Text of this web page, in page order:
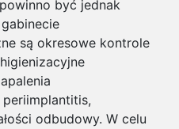
być jednak
są okresowe kontrole
odbudowy. W celu